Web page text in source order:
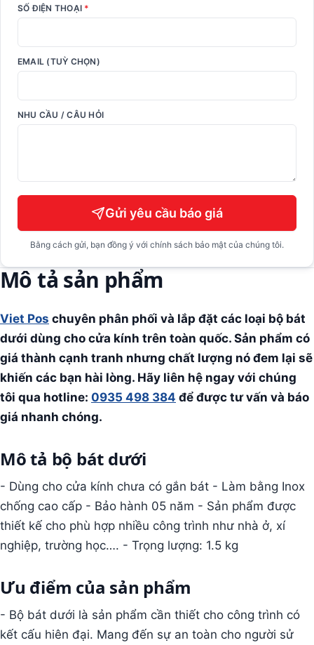
SỐ ĐIỆN THOẠI *
EMAIL (TUỲ CHỌN)
NHU CẦU / CÂU HỎI
Gửi yêu cầu báo giá
Bằng cách gửi, bạn đồng ý với chính sách bảo mật của chúng tôi.
Mô tả sản phẩm
Viet Pos chuyên phân phối và lắp đặt các loại bộ bát
dưới dùng cho cửa kính trên toàn quốc. Sản phẩm có
giá thành cạnh tranh nhưng chất lượng nó đem lại sẽ
khiến các bạn hài lòng. Hãy liên hệ ngay với chúng
tôi qua hotline: 0935 498 384 để được tư vấn và báo
giá nhanh chóng.
Mô tả bộ bát dưới
- Dùng cho cửa kính chưa có gắn bát - Làm bằng Inox
chống cao cấp - Bảo hành 05 năm - Sản phẩm được
thiết kế cho phù hợp nhiều công trình như nhà ở, xí
nghiệp, trường học…. - Trọng lượng: 1.5 kg
Ưu điểm của sản phẩm
- Bộ bát dưới là sản phẩm cần thiết cho công trình có
kết cấu hiên đại. Mang đến sự an toàn cho người sử